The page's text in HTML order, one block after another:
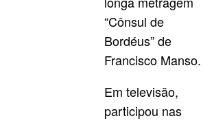
“Cônsul de
Bordéus” de
Francisco Manso.
Em televisão,
participou nas